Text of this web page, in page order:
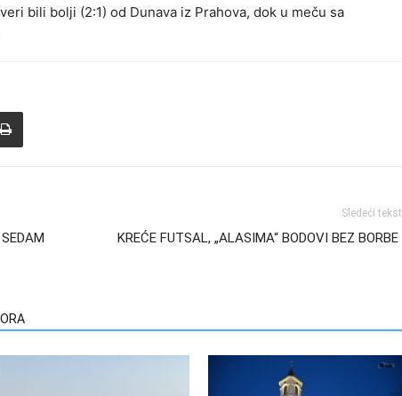
bili bolji (2:1) od Dunava iz Prahova, dok u meču sa
Sledeći tekst
KREĆE FUTSAL, „ALASIMA“ BODOVI BEZ BORBE